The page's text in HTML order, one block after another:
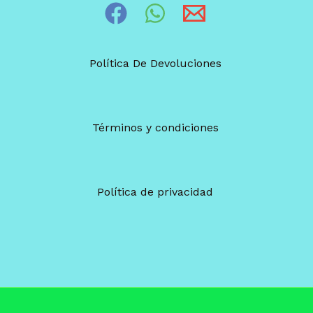
Política De Devoluciones
Términos y condiciones
Política de privacidad